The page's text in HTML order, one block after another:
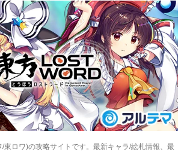
東ロワ)の攻略サイトです。最新キャラ/絵札情報、最